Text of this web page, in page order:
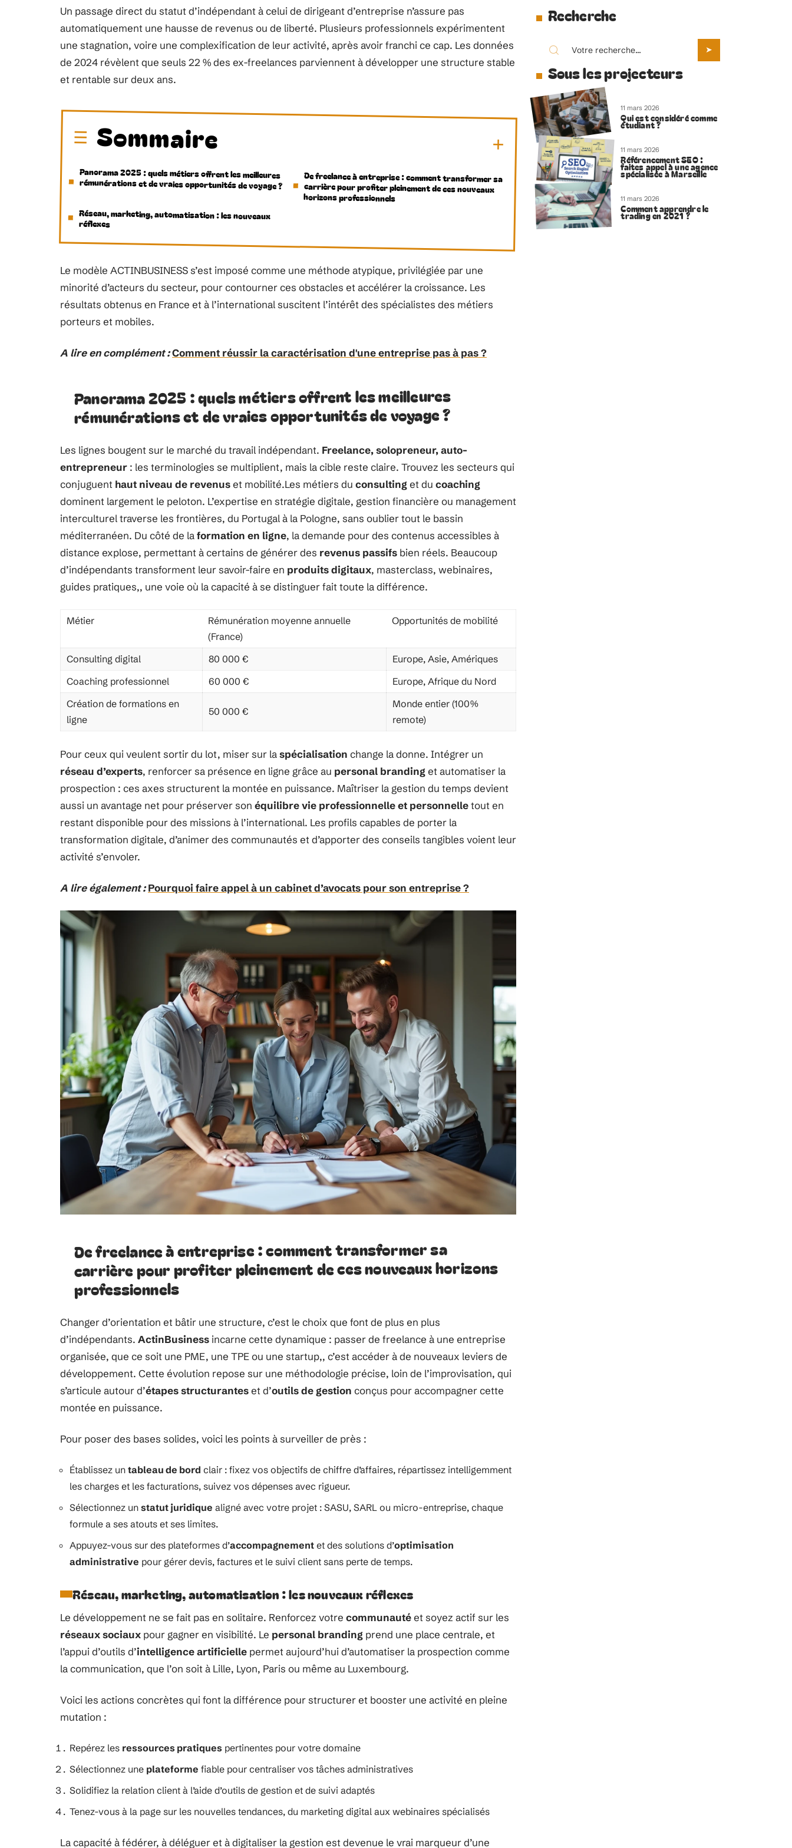
Un passage direct du statut d’indépendant à celui de dirigeant d’entreprise n’assure pas
automatiquement une hausse de revenus ou de liberté. Plusieurs professionnels expérimentent
une stagnation, voire une complexification de leur activité, après avoir franchi ce cap. Les données
de 2024 révèlent que seuls 22 % des ex-freelances parviennent à développer une structure stable
et rentable sur deux ans.
Sommaire
Panorama 2025 : quels métiers offrent les meilleures
rémunérations et de vraies opportunités de voyage ? De freelance à entreprise : comment transformer sa
carrière pour profiter pleinement de ces nouveaux
horizons professionnels
Réseau, marketing, automatisation : les nouveaux
réflexes
Le modèle ACTINBUSINESS s’est imposé comme une méthode atypique, privilégiée par une
minorité d’acteurs du secteur, pour contourner ces obstacles et accélérer la croissance. Les
résultats obtenus en France et à l’international suscitent l’intérêt des spécialistes des métiers
porteurs et mobiles.
A lire en complément :Comment réussir la caractérisation d'une entreprise pas à pas ?
Panorama 2025 : quels métiers offrent les meilleures
rémunérations et de vraies opportunités de voyage ?
Les lignes bougent sur le marché du travail indépendant. Freelance, solopreneur, auto-
entrepreneur : les terminologies se multiplient, mais la cible reste claire. Trouvez les secteurs qui
conjuguent haut niveau de revenuset mobilité.Les métiers du consulting et du coaching
dominent largement le peloton. L’expertise en stratégie digitale, gestion financière ou management
interculturel traverse les frontières, du Portugal à la Pologne, sans oublier tout le bassin
méditerranéen. Du côté de laformation en ligne, la demande pour des contenus accessibles à
distance explose, permettant à certains de générer des revenus passifs bien réels. Beaucoup
d’indépendants transforment leur savoir-faire en produits digitaux, masterclass, webinaires,
guides pratiques,, une voie où la capacité à se distinguer fait toute la différence.
Métier
Rémunération moyenne annuelle
(France)
Opportunités de mobilité
Consulting digital 80 000 €
Europe, Asie, Amériques
Coaching professionnel
60 000 €
Europe, Afrique du Nord
Création de formations en
ligne
50 000 €
Monde entier (100%
remote)
Pour ceux qui veulent sortir du lot, miser sur laspécialisation change la donne. Intégrer un
réseau d’experts, renforcer sa présence en ligne grâce au personal branding et automatiser la
prospection : ces axes structurent la montée en puissance. Maîtriser la gestion du temps devient
aussi un avantage net pour préserver son équilibre vie professionnelle et personnelletout en
restant disponible pour des missions à l’international. Les profils capables de porter la
transformation digitale, d’animer des communautés et d’apporter des conseils tangibles voient leur
activité s’envoler.
A lire également : Pourquoi faire appel à un cabinet d’avocats pour son entreprise ?
De freelance à entreprise : comment transformer sa
carrière pour profiter pleinement de ces nouveaux horizons
professionnels
Changer d’orientation et bâtir une structure, c’est le choix que font de plus en plus
d’indépendants. ActinBusiness incarne cette dynamique : passer de freelance à une entreprise
organisée, que ce soit une PME, une TPE ou une startup,, c’est accéder à de nouveaux leviers de
développement. Cette évolution repose sur une méthodologie précise, loin de l’improvisation, qui
s’articule autour d’étapes structuranteset d’outils de gestion conçus pour accompagner cette
montée en puissance.
Pour poser des bases solides, voici les points à surveiller de près :
Établissez un tableau de bord clair : fixez vos objectifs de chiffre d’affaires, répartissez intelligemment
les charges et les facturations, suivez vos dépenses avec rigueur.
Sélectionnez un statut juridique aligné avec votre projet : SASU, SARL ou micro-entreprise, chaque
formule a ses atouts et ses limites.
Appuyez-vous sur des plateformes d’accompagnement et des solutions d’optimisation
administrative pour gérer devis, factures et le suivi client sans perte de temps.
Réseau, marketing, automatisation : les nouveaux réflexes
Le développement ne se fait pas en solitaire. Renforcez votre communautéet soyez actif sur les
réseaux sociaux pour gagner en visibilité. Le personal branding prend une place centrale, et
l’appui d’outils d’intelligence artificielle permet aujourd’hui d’automatiser la prospection comme
la communication, que l’on soit à Lille, Lyon, Paris ou même au Luxembourg.
Voici les actions concrètes qui font la différence pour structurer et booster une activité en pleine
mutation :
Repérez les ressources pratiques pertinentes pour votre domaine
Sélectionnez une plateforme fiable pour centraliser vos tâches administratives
Solidifiez la relation client à l’aide d’outils de gestion et de suivi adaptés
Tenez-vous à la page sur les nouvelles tendances, du marketing digital aux webinaires spécialisés
La capacité à fédérer, à déléguer et à digitaliser la gestion est devenue le vrai marqueur d’une
Recherche
Sous les projecteurs
11 mars 2026
Qui est considéré comme
étudiant ?
11 mars 2026
Référencement SEO :
faites appel à une agence
spécialisée à Marseille
11 mars 2026
Comment apprendre le
trading en 2021 ?